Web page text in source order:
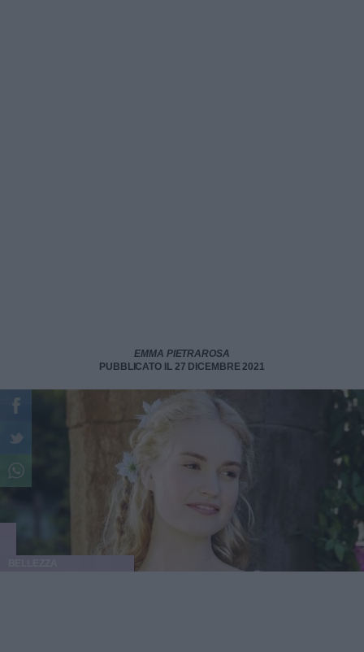
EMMA PIETRAROSA
PUBBLICATO IL 27 DICEMBRE 2021